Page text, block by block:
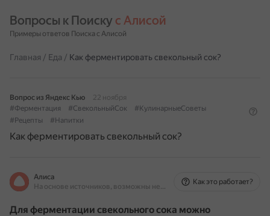
Вопросы к Поиску с Алисой
Примеры ответов Поиска с Алисой
Главная / Еда / Как ферментировать свекольный сок?
Вопрос из Яндекс Кью
22 ноября
#Ферментация
#СвекольныйСок
#КулинарныеСоветы
#Рецепты
#Напитки
Как ферментировать свекольный сок?
Алиса
На основе источников, возможны неточности
Как это работает?
Для ферментации свекольного сока можно